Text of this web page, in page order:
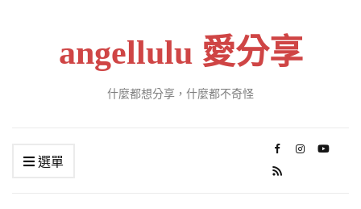
angellulu 愛分享
什麼都想分享，什麼都不奇怪
選單